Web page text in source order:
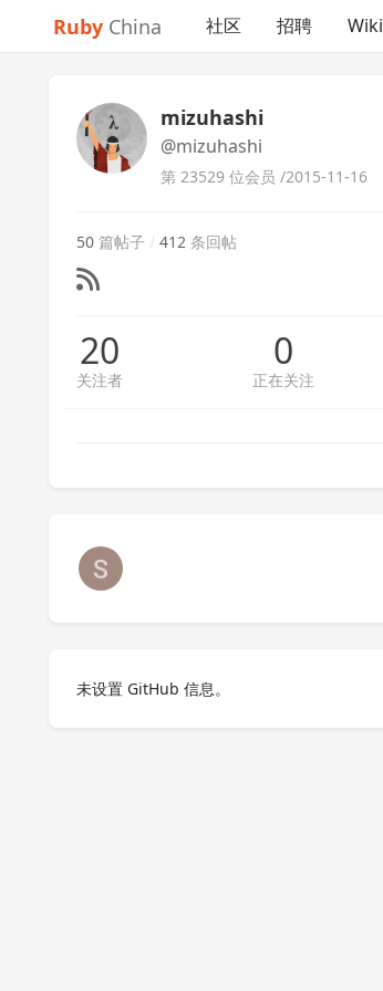
Ruby China 社区 招聘 Wiki
mizuhashi
@mizuhashi
第 23529 位会员 /2015-11-16
50 篇帖子 / 412 条回帖
20
关注者
0
正在关注
未设置 GitHub 信息。